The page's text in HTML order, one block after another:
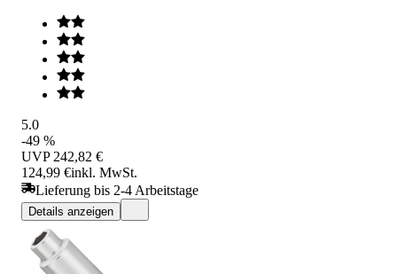
5.0
-49 %
UVP 242,82 €
124,99 €inkl. MwSt.
Lieferung bis 2-4 Arbeitstage
Details anzeigen